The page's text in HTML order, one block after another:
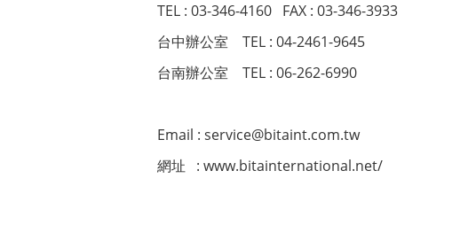
TEL : 03-346-4160 FAX : 03-346-3933
台中辦公室 TEL : 04-2461-9645
台南辦公室 TEL : 06-262-6990
Email : service@bitaint.com.tw
網址 : www.bitainternational.net/